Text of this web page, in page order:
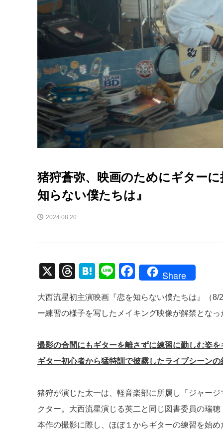
猪狩蒼弥、映画のためにギター
知らない僕たちは』
2024.08.20
X
T
e
a
s
H
e
n
Li
e
F
c
e
o
o
Share
大西流星初主演映画『恋を知らない僕たちは』（
ー練習の様子を写したメイキング映像が解禁となっ
撮影の合間にもギターを離さずに練習に勤しむ姿を
ギター初心者から猛特訓で披露したライブシーンの
猪狩が演じた太一は、軽音楽部に所属し「ジャー
クター。大西流星演じる英二と同じ図書委員の瑞
本作の撮影に際し、ほぼ１からギターの練習を始